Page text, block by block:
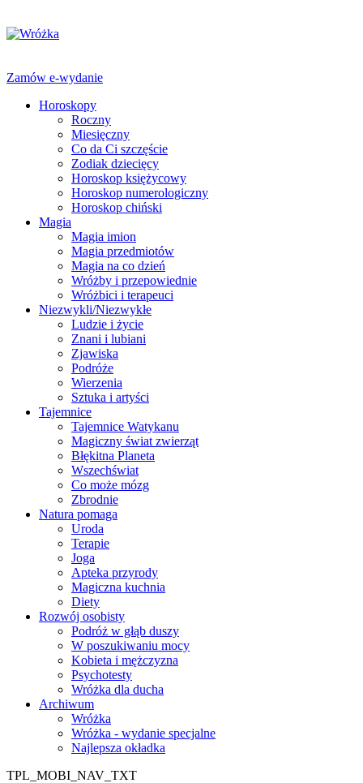
Zamów e-wydanie
Horoskopy
Roczny
Miesięczny
Co da Ci szczęście
Zodiak dziecięcy
Horoskop księżycowy
Horoskop numerologiczny
Horoskop chiński
Magia
Magia imion
Magia przedmiotów
Magia na co dzień
Wróżby i przepowiednie
Wróżbici i terapeuci
Niezwykli/Niezwykłe
Ludzie i życie
Znani i lubiani
Zjawiska
Podróże
Wierzenia
Sztuka i artyści
Tajemnice
Tajemnice Watykanu
Magiczny świat zwierząt
Błękitna Planeta
Wszechświat
Co może mózg
Zbrodnie
Natura pomaga
Uroda
Terapie
Joga
Apteka przyrody
Magiczna kuchnia
Diety
Rozwój osobisty
Podróż w głąb duszy
W poszukiwaniu mocy
Kobieta i mężczyzna
Psychotesty
Wróżka dla ducha
Archiwum
Wróżka
Wróżka - wydanie specjalne
Najlepsza okładka
TPL_MOBI_NAV_TXT